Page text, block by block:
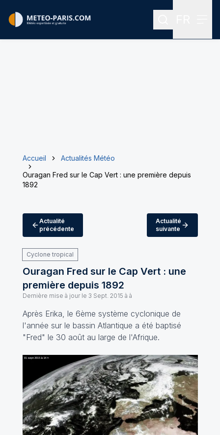
Rechercher
Accueil
Actualités Météo
Ouragan Fred sur le Cap Vert : une première depuis
1892
Actualité
précédente
Actualité
suivante
Cyclone tropical
Ouragan Fred sur le Cap Vert : une
première depuis 1892
Dernière mise à jour le 3 Sept. 2015 à à
Après Erika, le 6ème système cyclonique de
l'année sur le bassin Atlantique a été baptisé
"Fred" le 30 août au large de l'Afrique.